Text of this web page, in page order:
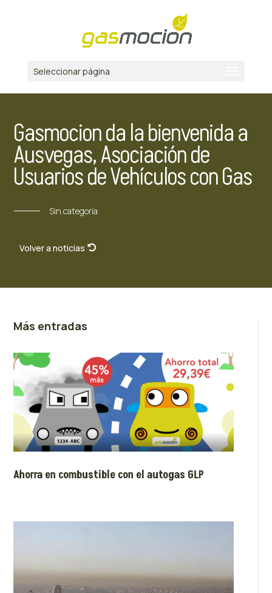
Seleccionar página
Gasmocion da la bienvenida a
Ausvegas, Asociación de
Usuarios de Vehículos con Gas
Sin categoría
Volver a noticias
Más entradas
Ahorra en combustible con el autogas GLP